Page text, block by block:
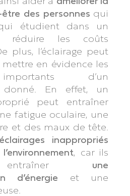
des personnes qui
étudient dans un
réduire les coûts
plus, l’éclairage peut
en évidence les
d’un
donné. En effet, un
peut entraîner
fatigue oculaire, une
et des maux de tête.
inappropriés
, car ils
une
d’énergie et une